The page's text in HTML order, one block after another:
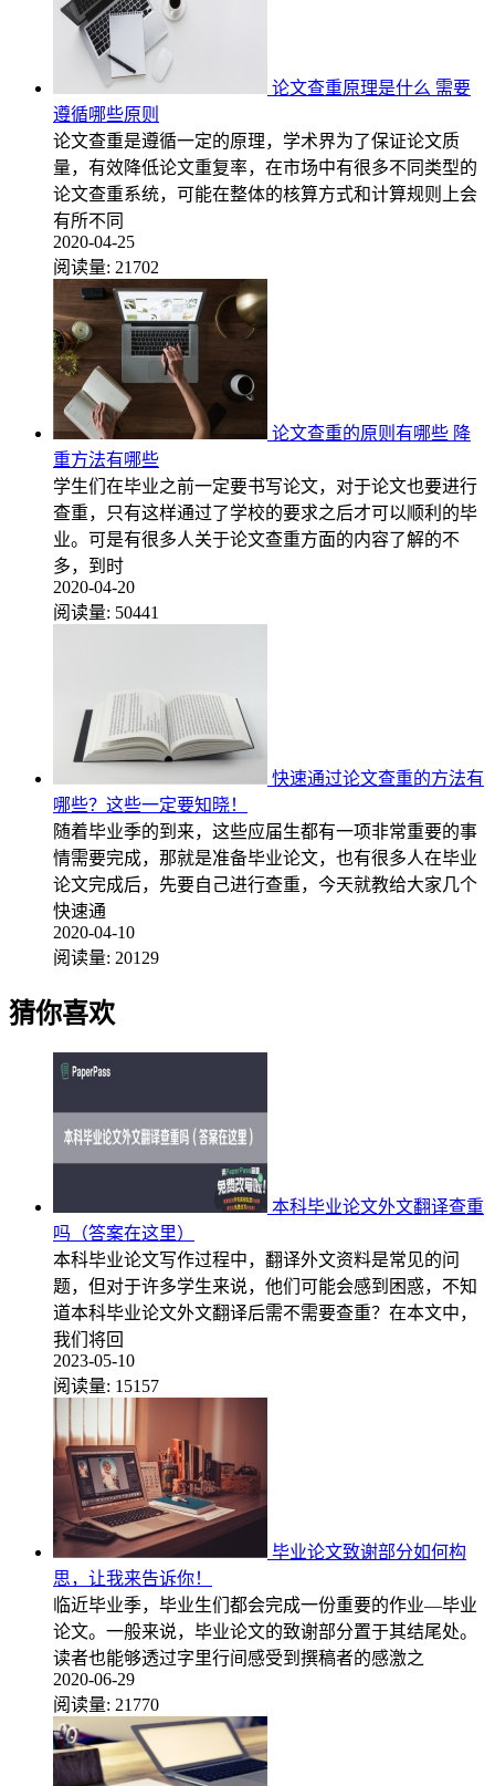
论文查重原理是什么 需要
遵循哪些原则
论文查重是遵循一定的原理，学术界为了保证论文质
量，有效降低论文重复率，在市场中有很多不同类型的
论文查重系统，可能在整体的核算方式和计算规则上会
有所不同
2020-04-25
阅读量: 21702
论文查重的原则有哪些 降
重方法有哪些
学生们在毕业之前一定要书写论文，对于论文也要进行
查重，只有这样通过了学校的要求之后才可以顺利的毕
业。可是有很多人关于论文查重方面的内容了解的不
多，到时
2020-04-20
阅读量: 50441
快速通过论文查重的方法有
哪些？这些一定要知晓！
随着毕业季的到来，这些应届生都有一项非常重要的事
情需要完成，那就是准备毕业论文，也有很多人在毕业
论文完成后，先要自己进行查重，今天就教给大家几个
快速通
2020-04-10
阅读量: 20129
猜你喜欢
本科毕业论文外文翻译查重
吗（答案在这里）
本科毕业论文写作过程中，翻译外文资料是常见的问
题，但对于许多学生来说，他们可能会感到困惑，不知
道本科毕业论文外文翻译后需不需要查重？在本文中，
我们将回
2023-05-10
阅读量: 15157
毕业论文致谢部分如何构
思，让我来告诉你！
临近毕业季，毕业生们都会完成一份重要的作业—毕业
论文。一般来说，毕业论文的致谢部分置于其结尾处。
读者也能够透过字里行间感受到撰稿者的感激之
2020-06-29
阅读量: 21770